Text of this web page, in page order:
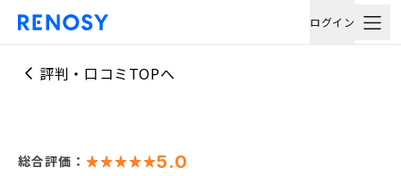
ログイン
評判・口コミTOPへ
総合評価： 5.0